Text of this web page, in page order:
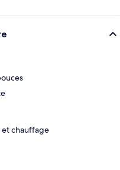
et chauffage